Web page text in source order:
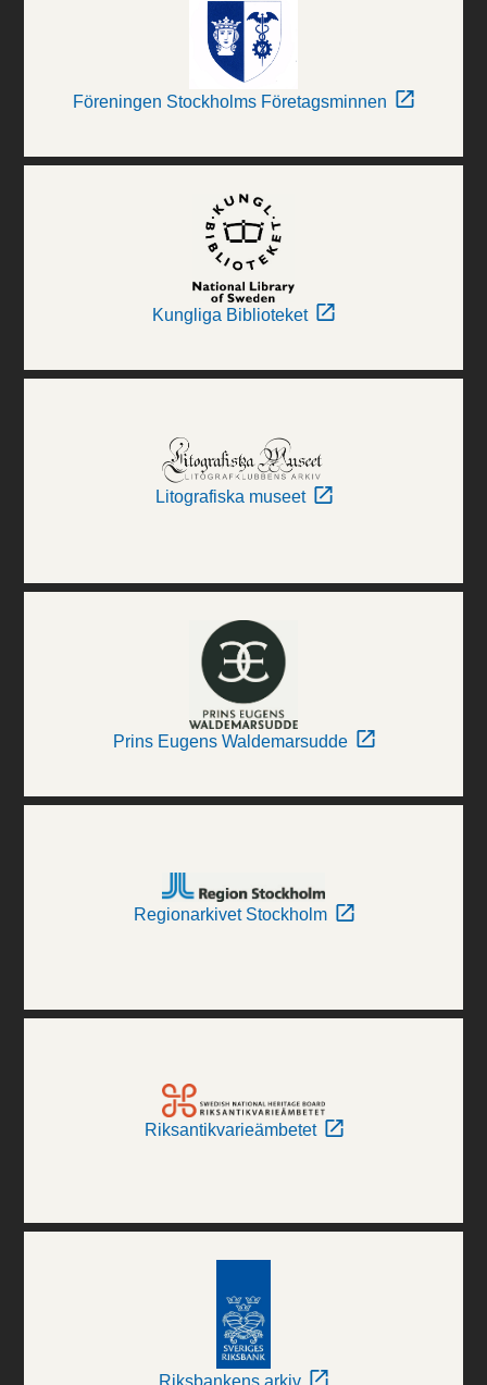
Föreningen Stockholms Företagsminnen
Kungliga Biblioteket
Litografiska museet
Prins Eugens Waldemarsudde
Regionarkivet Stockholm
Riksantikvarieämbetet
Riksbankens arkiv